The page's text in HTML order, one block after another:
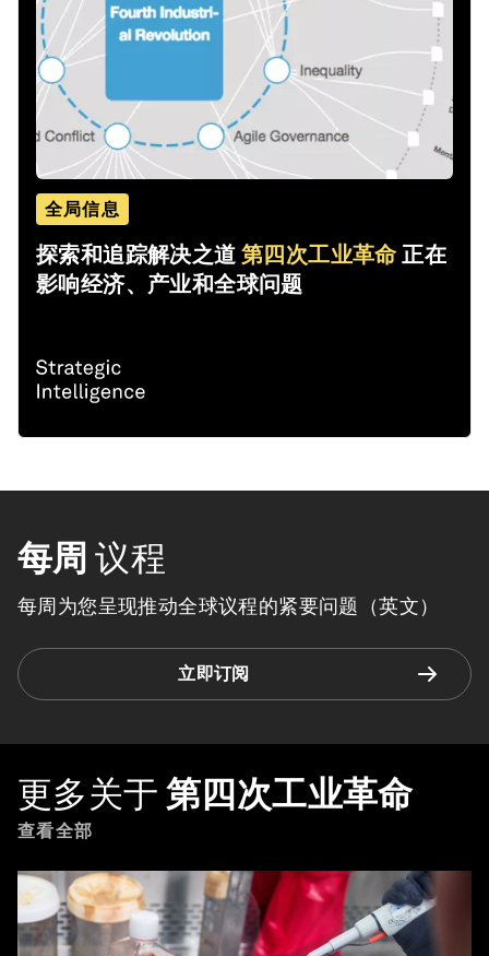
全局信息
探索和追踪解决之道第四次工业革命正在
影响经济、产业和全球问题
每周 议程
每周为您呈现推动全球议程的紧要问题（英文）
立即订阅
更多关于 第四次工业革命
查看全部